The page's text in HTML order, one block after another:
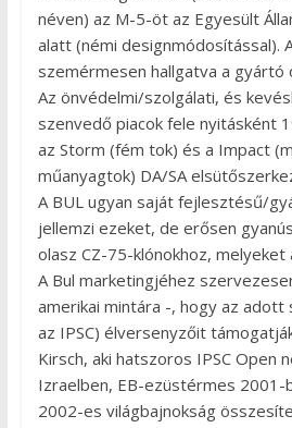
néven) az M-5-öt az Egyesült
alatt (némi designmódosítással).
szemérmesen hallgatva a gyártó
Az önvédelmi/szolgálati, és
szenvedő piacok fele nyitásként
az Storm (fém tok) és a Impact
műanyagtok) DA/SA
A BUL ugyan saját fejlesztésű/
jellemzi ezeket, de erősen
olasz CZ-75-klónokhoz, melyeket
A Bul marketingjéhez
amerikai mintára -, hogy az
az IPSC) élversenyzőit
Kirsch, aki hatszoros IPSC Open
Izraelben, EB-ezüstérmes 2001-
2002-es világbajnokság